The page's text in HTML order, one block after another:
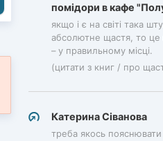
помідори в кафе
якщо і є на світі така
абсолютне щастя, то це
– у правильному місці.
(цитати з книг / про
Катерина Сіванова
треба якось